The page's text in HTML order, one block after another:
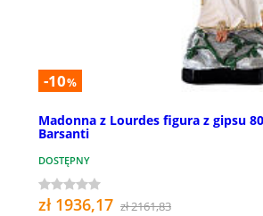
-10%
Madonna z Lourdes figura z gipsu
Barsanti
DOSTĘPNY
zł 1936,17 zł 2161,83